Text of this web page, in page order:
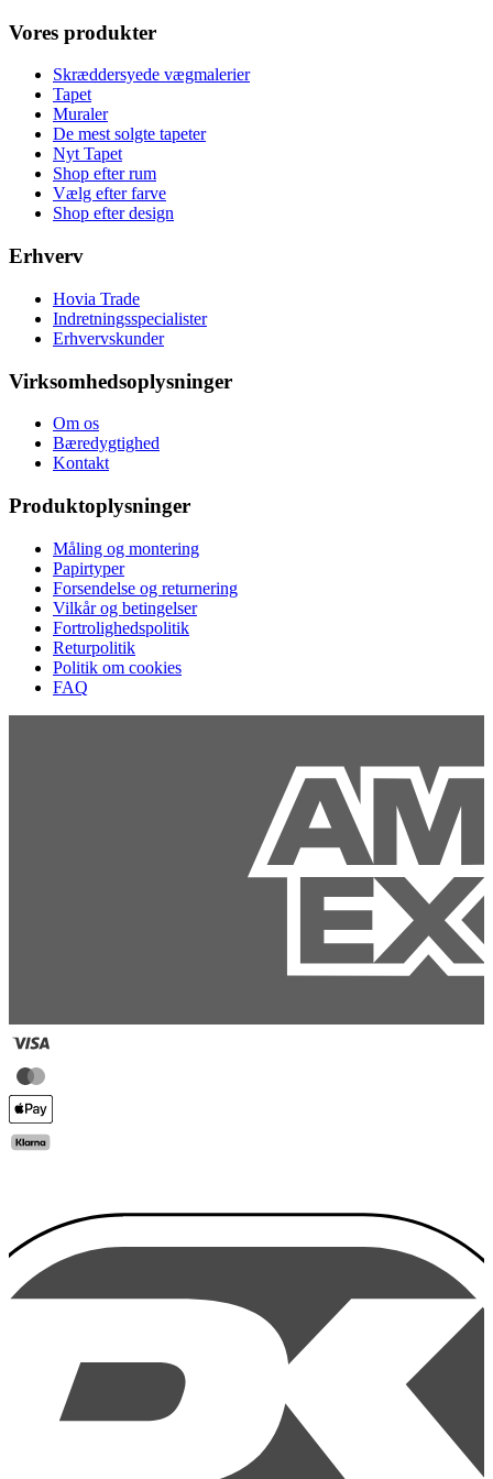
Vores produkter
Skræddersyede vægmalerier
Tapet
Muraler
De mest solgte tapeter
Nyt Tapet
Shop efter rum
Vælg efter farve
Shop efter design
Erhverv
Hovia Trade
Indretningsspecialister
Erhvervskunder
Virksomhedsoplysninger
Om os
Bæredygtighed
Kontakt
Produktoplysninger
Måling og montering
Papirtyper
Forsendelse og returnering
Vilkår og betingelser
Fortrolighedspolitik
Returpolitik
Politik om cookies
FAQ